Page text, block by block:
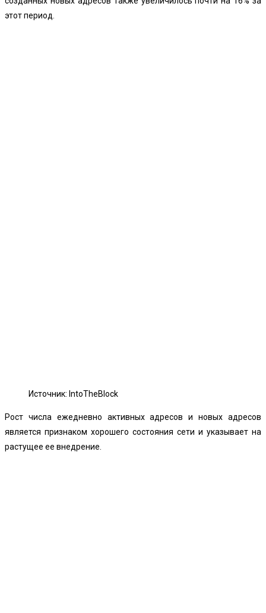
этот период.
Источник: IntoTheBlock
Рост числа ежедневно активных адресов и новых адресов
является признаком хорошего состояния сети и указывает на
растущее ее внедрение.